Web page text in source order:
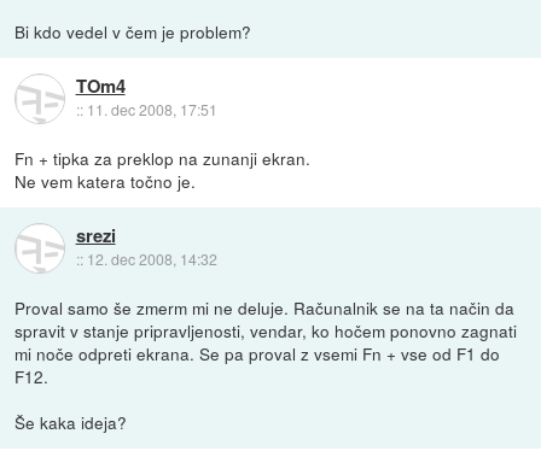
Bi kdo vedel v čem je problem?
TOm4
:: 11. dec 2008, 17:51
Fn + tipka za preklop na zunanji ekran.
Ne vem katera točno je.
srezi
:: 12. dec 2008, 14:32
Proval samo še zmerm mi ne deluje. Računalnik se na ta način da
spravit v stanje pripravljenosti, vendar, ko hočem ponovno zagnati
mi noče odpreti ekrana. Se pa proval z vsemi Fn + vse od F1 do
F12.
Še kaka ideja?